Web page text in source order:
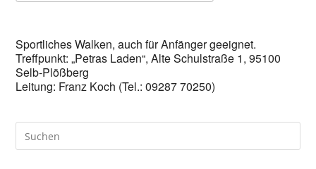
Sportliches Walken, auch für Anfänger geeignet.
Treffpunkt: „Petras Laden“, Alte Schulstraße 1, 95100
Selb-Plößberg
Leitung: Franz Koch (Tel.: 09287 70250)